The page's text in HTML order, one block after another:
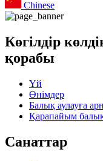
Chinese
Көгілдір
қорабы
Үй
Өнімдер
Балық аулауға
Қарапайым балық
Санаттар